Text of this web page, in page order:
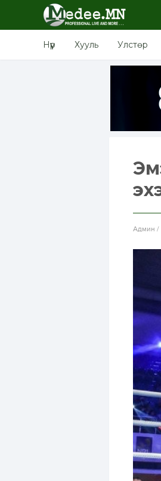
Нүүр Хууль Улстөр
Aдмин /